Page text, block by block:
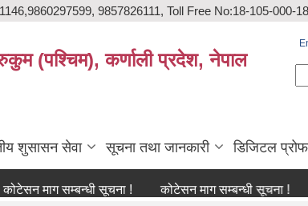
9857826111, Toll Free No:18-105-000-
रुकुम (पश्चिम), कर्णाली प्रदेश, नेपाल
शुसासन सेवा सूचना तथा जानकारी डिजिटल
सम्बन्धी सूचना ! कोटेसन माग सम्बन्धी सूचना !